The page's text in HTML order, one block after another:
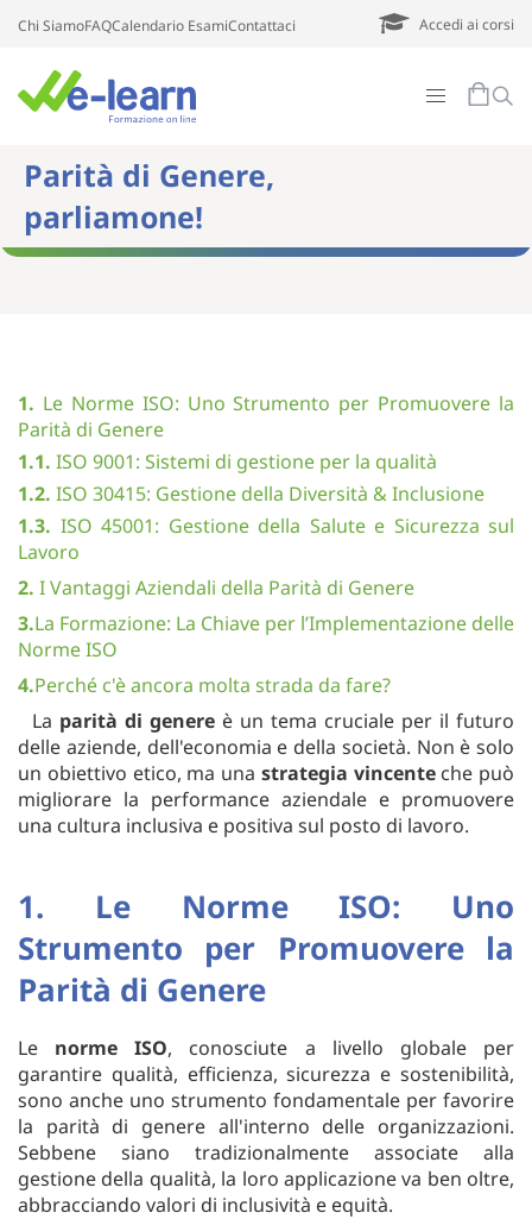
Chi SiamoFAQCalendario EsamiContattaci Accedi ai corsi
Parità di Genere,
parliamone!
1. Le Norme ISO: Uno Strumento per Promuovere la
Parità di Genere
1.1. ISO 9001: Sistemi di gestione per la qualità
1.2. ISO 30415: Gestione della Diversità & Inclusione
1.3. ISO 45001: Gestione della Salute e Sicurezza sul
Lavoro
2. I Vantaggi Aziendali della Parità di Genere
3.La Formazione: La Chiave per l’Implementazione delle
Norme ISO
4.Perché c'è ancora molta strada da fare?
La parità di genere è un tema cruciale per il futuro
delle aziende, dell'economia e della società. Non è solo
un obiettivo etico, ma una strategia vincenteche può
migliorare la performance aziendale e promuovere
una cultura inclusiva e positiva sul posto di lavoro.
1. Le Norme ISO: Uno
Strumento per Promuovere la
Parità di Genere
Le norme ISO, conosciute a livello globale per
garantire qualità, efficienza, sicurezza e sostenibilità,
sono anche uno strumento fondamentale per favorire
la parità di genere all'interno delle organizzazioni.
Sebbene siano tradizionalmente associate alla
gestione della qualità, la loro applicazione va ben oltre,
abbracciando valori di inclusività e equità.